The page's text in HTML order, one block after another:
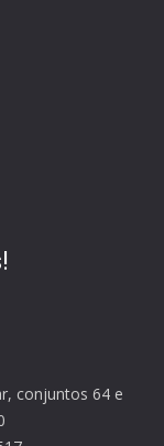
conjuntos 64 e